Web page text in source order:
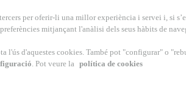
a 14 h.
per oferir-li una millor experiència i servei i, si
mitjançant l'anàlisi dels seus hàbits de
l'ús d'aquestes cookies. També pot "configurar" o
. Pot veure la política de cookies